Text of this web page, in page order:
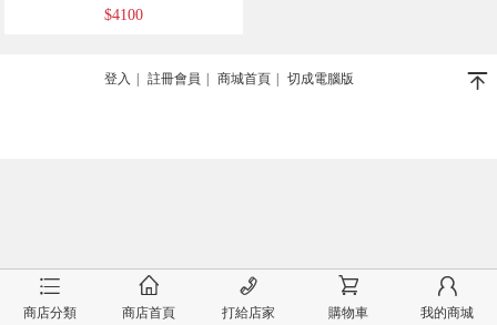
$4100
登入 註冊會員 商城首頁 切成電腦版 󰄬
󰂦
商店分類
󰂠
商店首頁
󰄫
打給店家
󰂟
購物車
󰂢
我的商城